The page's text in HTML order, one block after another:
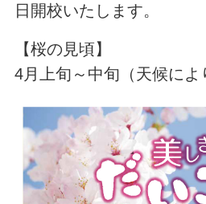
日開校いたします。
【桜の見頃】
4月上旬～中旬（天候によ